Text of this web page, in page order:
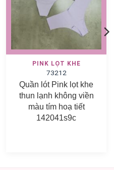
PINK LỌT KHE
73212
Quần lót Pink lọt khe
thun lạnh không viền
màu tím hoạ tiết
142041s9c